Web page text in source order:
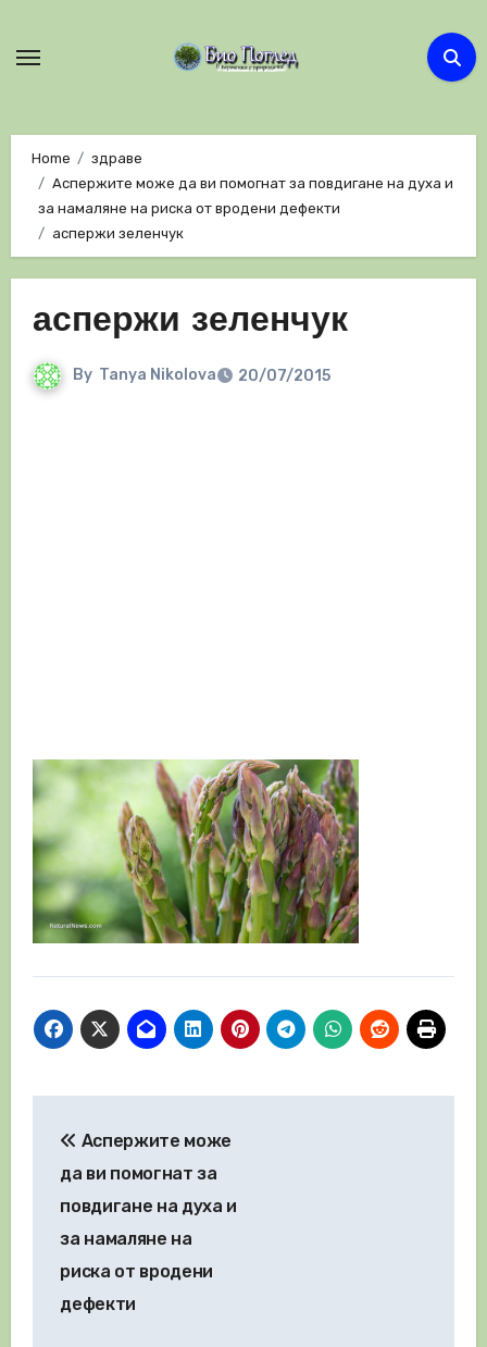
Home
здраве
Аспержите може да ви помогнат за повдигане на духа и
за намаляне на риска от вродени дефекти
аспержи зеленчук
аспержи зеленчук
By Tanya Nikolova 20/07/2015
Аспержите може
да ви помогнат за
повдигане на духа и
за намаляне на
риска от вродени
дефекти